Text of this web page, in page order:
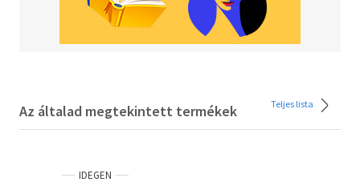
Az általad megtekintett termékek Teljes lista
IDEGEN